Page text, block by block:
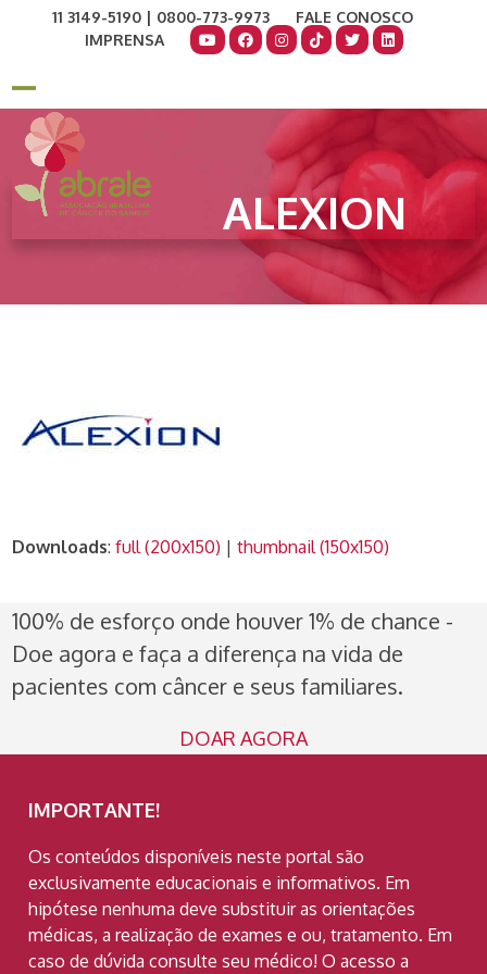
11 3149-5190 | 0800-773-9973
FALE CONOSCO
IMPRENSA
Open
mobile
menu
Close
mobile
menu
ALEXION
Downloads:full (200x150) |thumbnail (150x150)
100% de esforço onde houver 1% de chance -
Doe agora e faça a diferença na vida de
pacientes com câncer e seus familiares.
DOAR AGORA
IMPORTANTE!
Os conteúdos disponíveis neste portal são
exclusivamente educacionais e informativos. Em
hipótese nenhuma deve substituir as orientações
médicas, a realização de exames e ou, tratamento. Em
caso de dúvida consulte seu médico! O acesso a